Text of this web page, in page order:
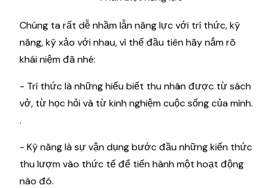
Chúng ta rất dễ nhầm lẫn năng lực với trí thức, kỹ
năng, kỹ xảo với nhau, vì thế đầu tiên hãy nắm rõ
khái niệm đã nhé:
- Trí thức là những hiểu biết thu nhân được từ sách
vở, từ học hỏi và từ kinh nghiệm cuộc sống của mình.
.
- Kỹ năng là sự vận dụng bước đầu những kiến thức
thu lượm vào thức tế để tiến hành một hoạt động
nào đó.